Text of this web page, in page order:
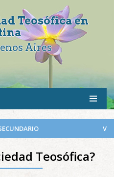
Teosófica en
Aires
Teosófica?